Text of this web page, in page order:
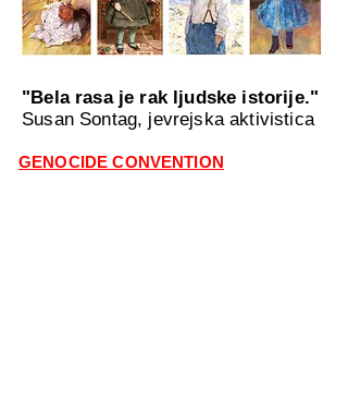
"Bela rasa je rak ljudske istorije."
Susan Sontag, jevrejska aktivistica
GENOCIDE CONVENTION